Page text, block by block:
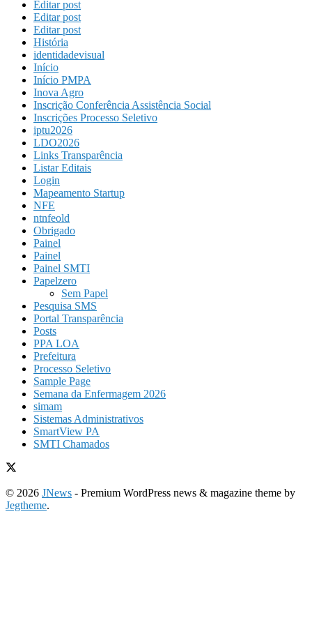
Editar post
Editar post
Editar post
História
identidadevisual
Início
Início PMPA
Inova Agro
Inscrição Conferência Assistência Social
Inscrições Processo Seletivo
iptu2026
LDO2026
Links Transparência
Listar Editais
Login
Mapeamento Startup
NFE
ntnfeold
Obrigado
Painel
Painel
Painel SMTI
Papelzero
Sem Papel
Pesquisa SMS
Portal Transparência
Posts
PPA LOA
Prefeitura
Processo Seletivo
Sample Page
Semana da Enfermagem 2026
simam
Sistemas Administrativos
SmartView PA
SMTI Chamados
© 2026 JNews - Premium WordPress news & magazine theme by
Jegtheme.